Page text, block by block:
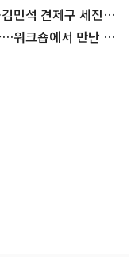
민석 견제구 세진다
워크숍에서 만난 정